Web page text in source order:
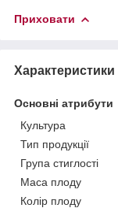
Приховати
Характеристики
Основні атрибути
Культура
Тип продукції
Група стиглості
Маса плоду
Колір плоду